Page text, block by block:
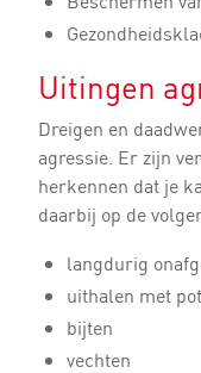
Uitingen
Dreigen en
agressie. Er zijn
herkennen dat je
daarbij op de
langdurig
uithalen met
bijten
vechten